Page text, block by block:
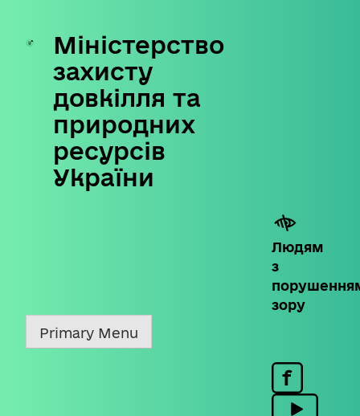
Skip
content
Міністерство
захисту
довкілля та
природних
ресурсів
України
Людям
з
зору
Primary Menu